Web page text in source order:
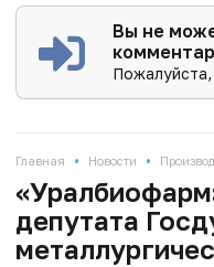
Вы не
Главная • Новости •
депутата